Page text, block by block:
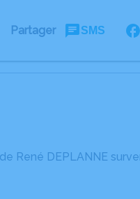
Partager SMS
René DEPLANNE